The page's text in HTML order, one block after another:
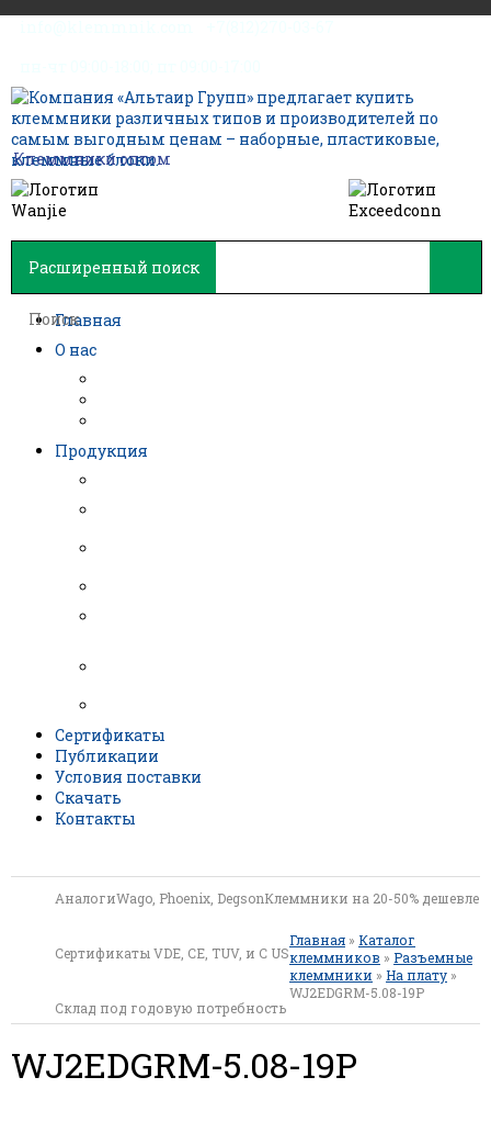
Клеммники оптом
Расширенный поиск
Главная
О нас
Продукция
Сертификаты
Публикации
Условия поставки
Скачать
Контакты
АналогиWago, Phoenix, DegsonКлеммники на 20-50% дешевле
Сертификаты VDE, CE, TUV, и C US
Склад под годовую потребность
Главная » Каталог
клеммников » Разъемные
клеммники » На плату »
WJ2EDGRM-5.08-19P
WJ2EDGRM-5.08-19P